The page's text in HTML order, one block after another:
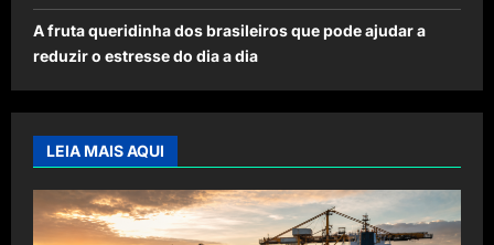
A fruta queridinha dos brasileiros que pode ajudar a
reduzir o estresse do dia a dia
LEIA MAIS AQUI